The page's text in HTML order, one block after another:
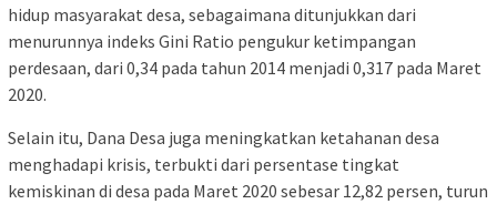
hidup masyarakat desa, sebagaimana ditunjukkan dari
menurunnya indeks Gini Ratio pengukur ketimpangan
perdesaan, dari 0,34 pada tahun 2014 menjadi 0,317 pada Maret
2020.
Selain itu, Dana Desa juga meningkatkan ketahanan desa
menghadapi krisis, terbukti dari persentase tingkat
kemiskinan di desa pada Maret 2020 sebesar 12,82 persen, turun